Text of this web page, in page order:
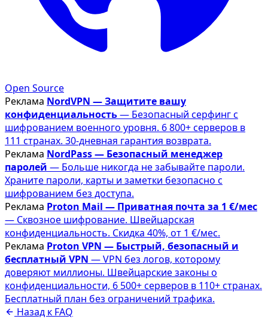
Open Source
Реклама NordVPN — Защитите вашу
конфиденциальность— Безопасный серфинг с
шифрованием военного уровня. 6 800+ серверов в
111 странах. 30-дневная гарантия возврата.
Реклама NordPass — Безопасный менеджер
паролей — Больше никогда не забывайте пароли.
Храните пароли, карты и заметки безопасно с
шифрованием без доступа.
Реклама Proton Mail — Приватная почта за 1 €/мес
— Сквозное шифрование. Швейцарская
конфиденциальность. Скидка 40%, от 1 €/мес.
Реклама Proton VPN — Быстрый, безопасный и
бесплатный VPN — VPN без логов, которому
доверяют миллионы. Швейцарские законы о
конфиденциальности, 6 500+ серверов в 110+ странах.
Бесплатный план без ограничений трафика.
Назад к FAQ